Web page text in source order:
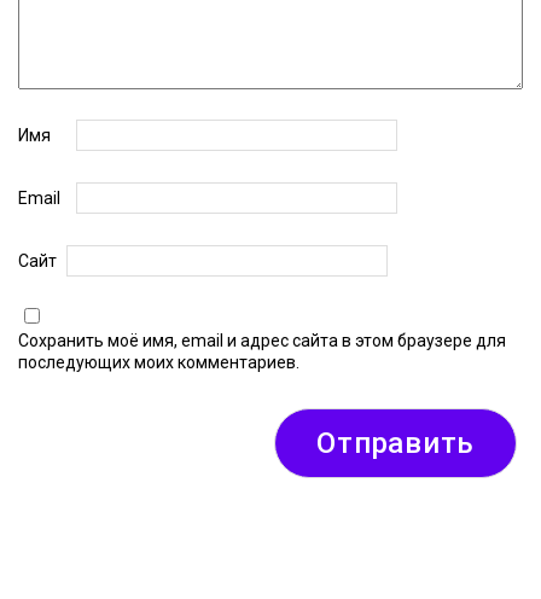
Имя
Email
Сайт
Сохранить моё имя, email и адрес сайта в этом браузере для
последующих моих комментариев.